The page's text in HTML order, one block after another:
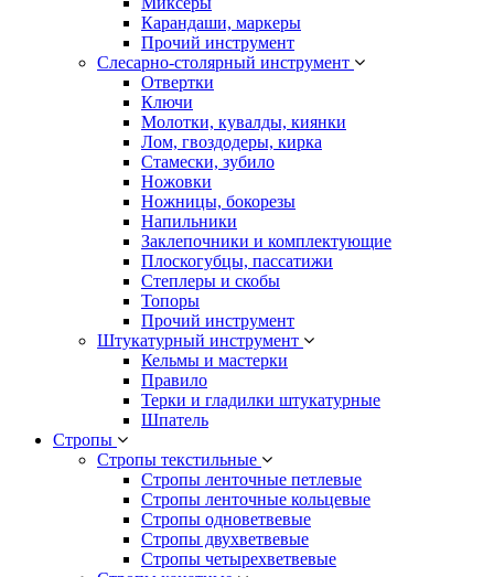
Карандаши, маркеры
Прочий инструмент
Слесарно-столярный инструмент
Отвертки
Ключи
Молотки, кувалды, киянки
Лом, гвоздодеры, кирка
Стамески, зубило
Ножовки
Ножницы, бокорезы
Напильники
Заклепочники и комплектующие
Плоскогубцы, пассатижи
Степлеры и скобы
Топоры
Прочий инструмент
Штукатурный инструмент
Кельмы и мастерки
Правило
Терки и гладилки штукатурные
Шпатель
Стропы
Стропы текстильные
Стропы ленточные петлевые
Стропы ленточные кольцевые
Стропы одноветвевые
Стропы двухветвевые
Стропы четырехветвевые